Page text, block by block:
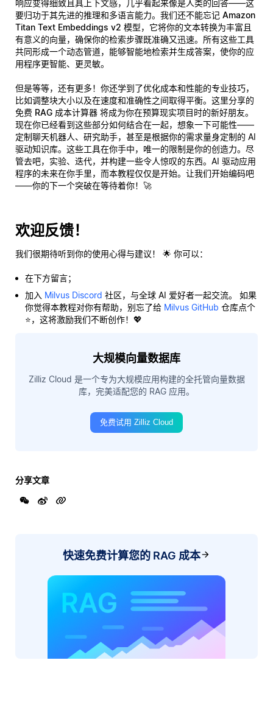
响应变得细致且具上下文感，几乎看起来像是人类的回答——这
要归功于其先进的推理和多语言能力。我们还不能忘记 Amazon
Titan Text Embeddings v2 模型，它将你的文本转换为丰富且
有意义的向量，确保你的检索步骤既准确又迅速。所有这些工具
共同形成一个动态管道，能够智能地检索并生成答案，使你的应
用程序更智能、更灵敏。
但是等等，还有更多！你还学到了优化成本和性能的专业技巧，
比如调整块大小以及在速度和准确性之间取得平衡。这里分享的
免费 RAG 成本计算器 将成为你在预算现实项目时的新好朋友。
现在你已经看到这些部分如何结合在一起，想象一下可能性——
定制聊天机器人、研究助手，甚至是根据你的需求量身定制的 AI
驱动知识库。这些工具在你手中，唯一的限制是你的创造力。尽
管去吧，实验、迭代，并构建一些令人惊叹的东西。AI 驱动应用
程序的未来在你手里，而本教程仅仅是开始。让我们开始编码吧
——你的下一个突破在等待着你！🚀
欢迎反馈！
我们很期待听到你的使用心得与建议！ 🌟 你可以：
在下方留言；
加入 Milvus Discord 社区，与全球 AI 爱好者一起交流。 如果
你觉得本教程对你有帮助，别忘了给 Milvus GitHub 仓库点个
⭐，这将激励我们不断创作！💖
大规模向量数据库
Zilliz Cloud 是一个专为大规模应用构建的全托管向量数据
库，完美适配您的 RAG 应用。
免费试用 Zilliz Cloud
分享文章
快速免费计算您的 RAG 成本